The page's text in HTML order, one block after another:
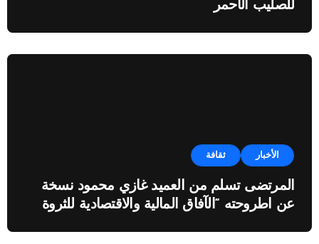
للصليب الأحمر
الأخبار ثقافة
المرتضى تسلم من العميد غازي محمود نسخة
عن اطروحته “الآفاق المالية والاقتصادية للثروة